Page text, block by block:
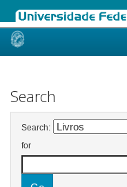
Skip
Search
Search:
for